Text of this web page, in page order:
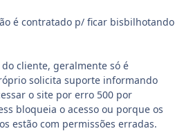
é contratado p/ ficar bisbilhotando
cliente, geralmente só é
solicita suporte informando
o site por erro 500 por
bloqueia o acesso ou porque os
estão com permissões erradas.